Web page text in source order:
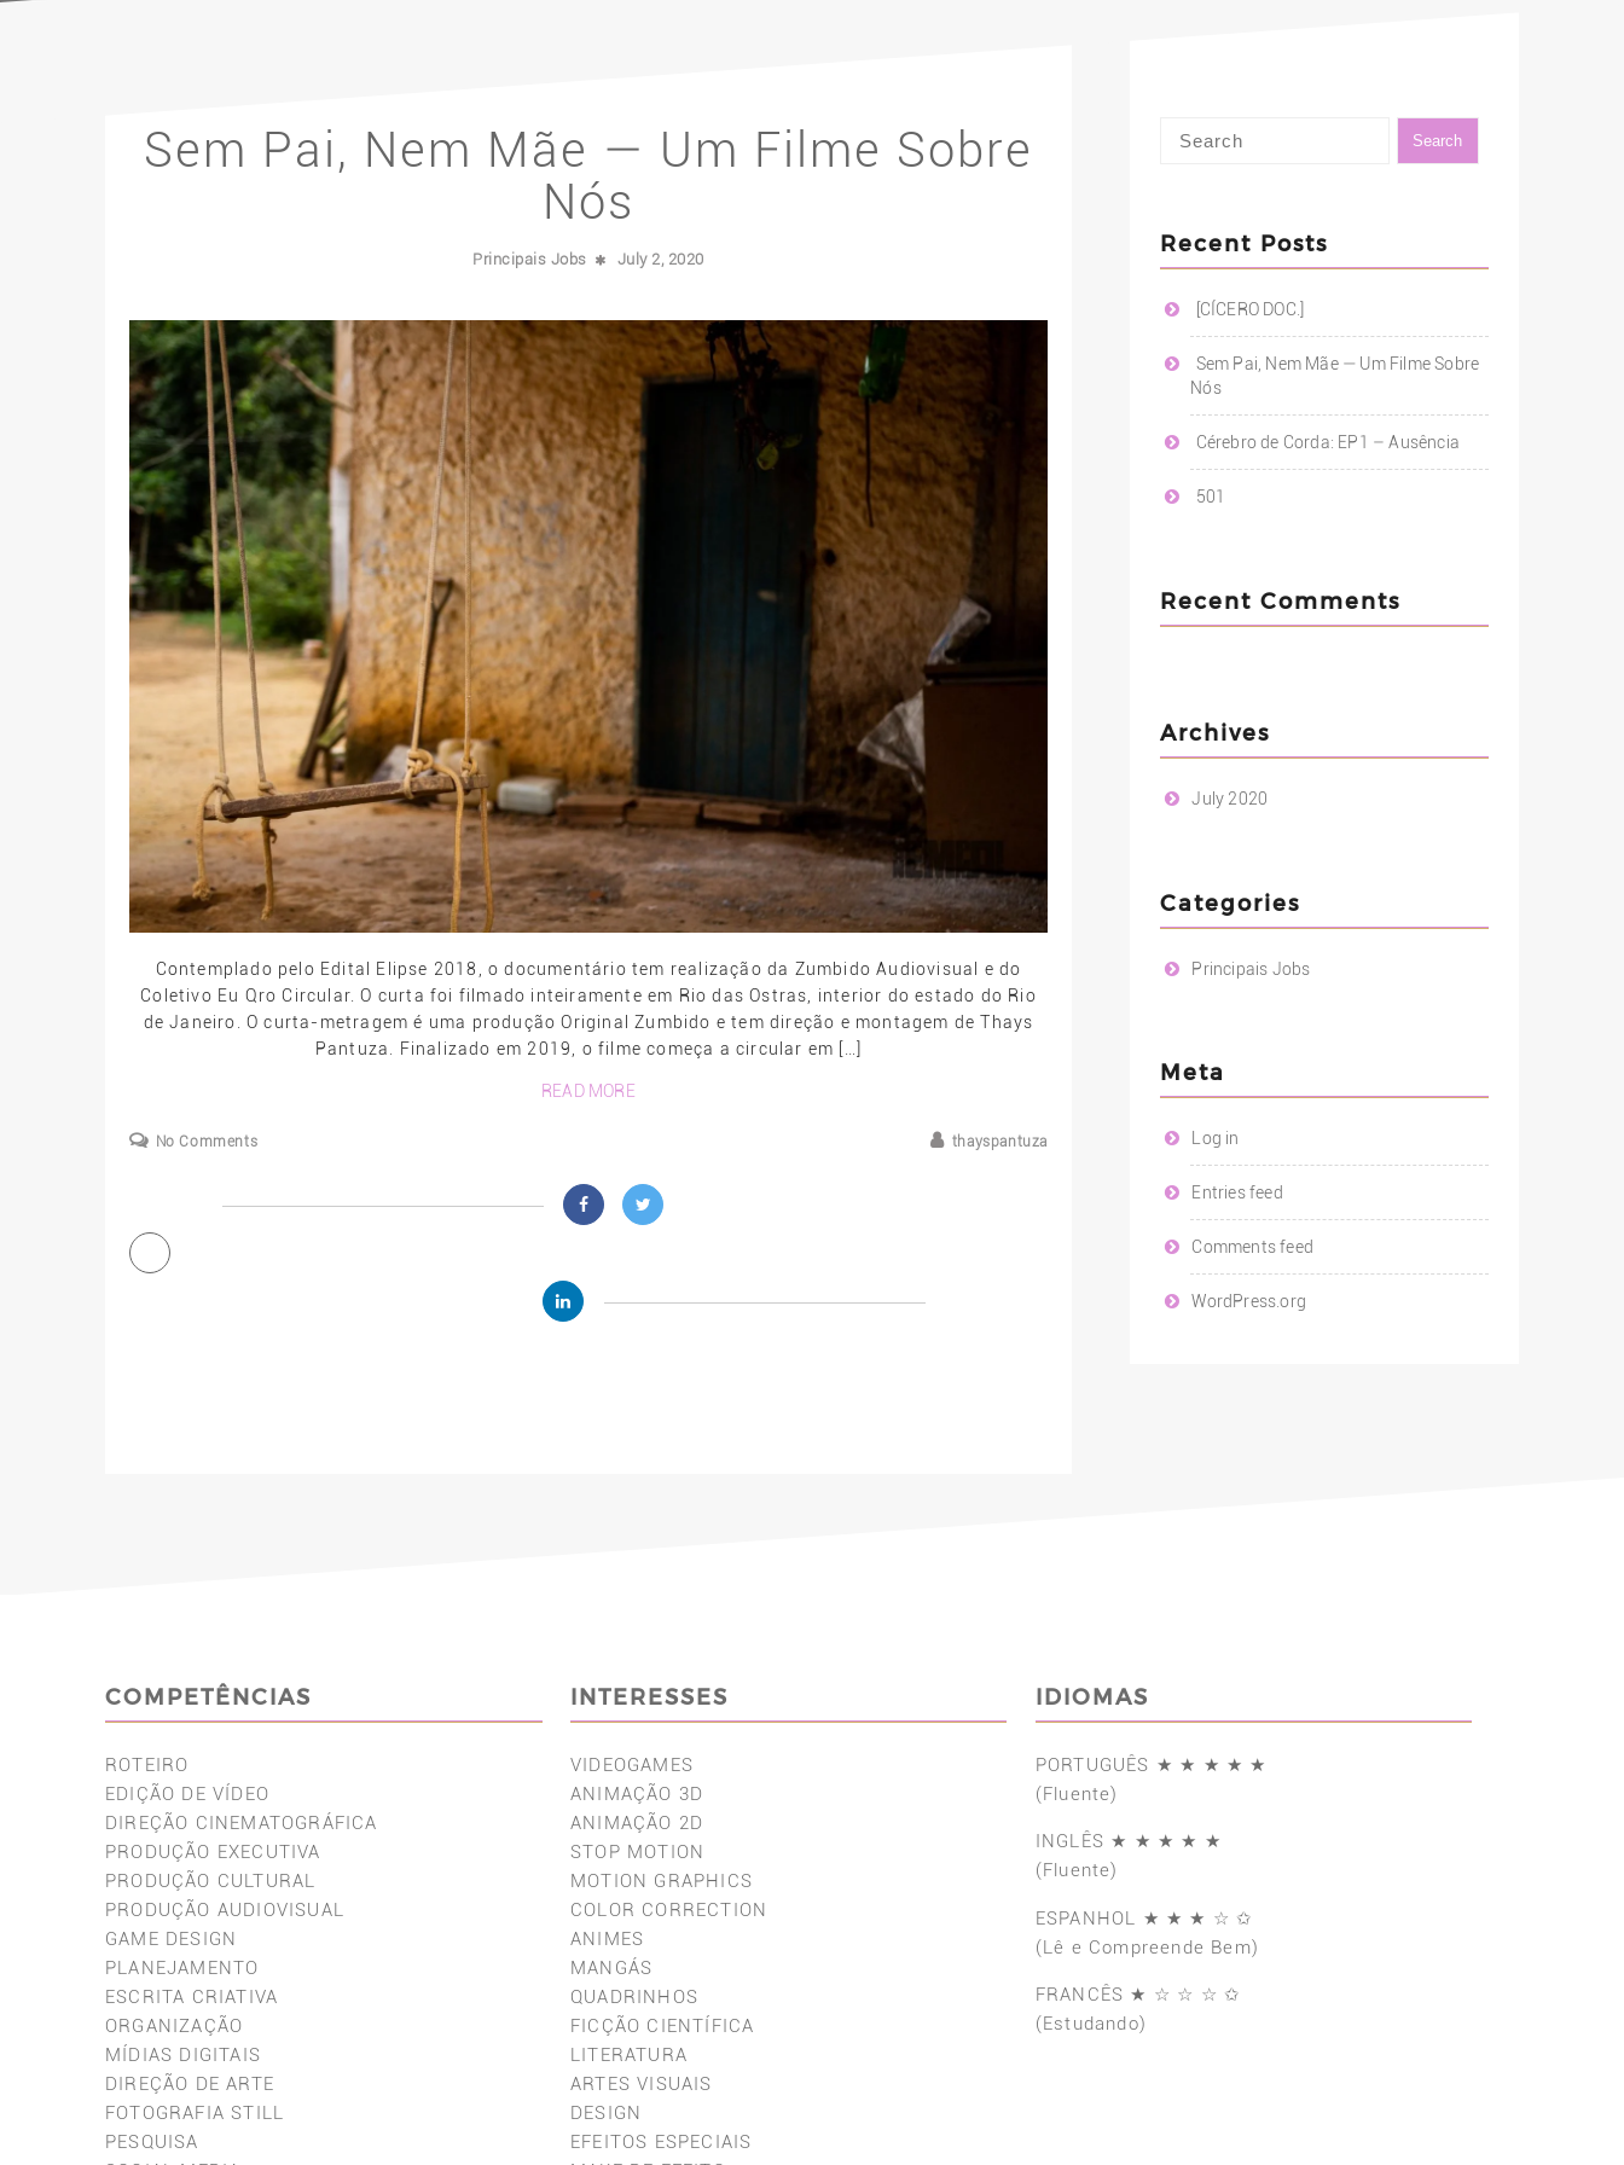
Sem Pai, Nem Mãe — Um Filme Sobre
Nós
Principais Jobs July 2, 2020
Contemplado pelo Edital Elipse 2018, o documentário tem realização da Zumbido Audiovisual e do
Coletivo Eu Qro Circular. O curta foi filmado inteiramente em Rio das Ostras, interior do estado do Rio
de Janeiro. O curta-metragem é uma produção Original Zumbido e tem direção e montagem de Thays
Pantuza. Finalizado em 2019, o filme começa a circular em […]
READ MORE
No Comments thayspantuza
Recent Posts
[CÍCERO DOC.]
Sem Pai, Nem Mãe — Um Filme Sobre
Nós
Cérebro de Corda: EP1 – Ausência
501
Recent Comments
Archives
July 2020
Categories
Principais Jobs
Meta
Log in
Entries feed
Comments feed
WordPress.org
COMPETÊNCIAS
ROTEIRO
EDIÇÃO DE VÍDEO
DIREÇÃO CINEMATOGRÁFICA
PRODUÇÃO EXECUTIVA
PRODUÇÃO CULTURAL
PRODUÇÃO AUDIOVISUAL
GAME DESIGN
PLANEJAMENTO
ESCRITA CRIATIVA
ORGANIZAÇÃO
MÍDIAS DIGITAIS
DIREÇÃO DE ARTE
FOTOGRAFIA STILL
PESQUISA
INTERESSES
VIDEOGAMES
ANIMAÇÃO 3D
ANIMAÇÃO 2D
STOP MOTION
MOTION GRAPHICS
COLOR CORRECTION
ANIMES
MANGÁS
QUADRINHOS
FICÇÃO CIENTÍFICA
LITERATURA
ARTES VISUAIS
DESIGN
EFEITOS ESPECIAIS
IDIOMAS
PORTUGUÊS ★ ★ ★ ★ ★
(Fluente)
INGLÊS ★ ★ ★ ★ ★
(Fluente)
ESPANHOL ★ ★ ★ ☆ ✩
(Lê e Compreende Bem)
FRANCÊS ★ ☆ ☆ ☆ ✩
(Estudando)